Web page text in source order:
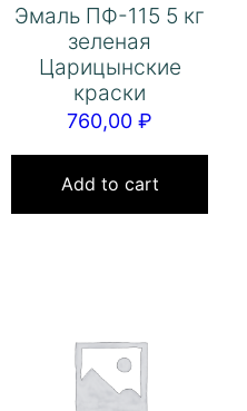
Эмаль ПФ-115 5 кг
зеленая
Царицынские
краски
760,00₽
Add to cart